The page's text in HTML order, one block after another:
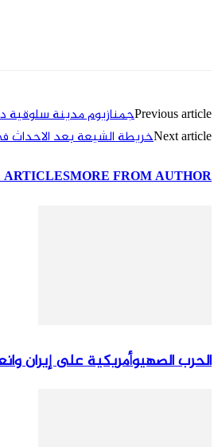
Previous articleجمنازيوم مدينة سلوقية
Next articleخريطة الشيعة بعد الاحداث
MORE FROM AUTHOR
الحرب الصهيوأمريكية على إيران